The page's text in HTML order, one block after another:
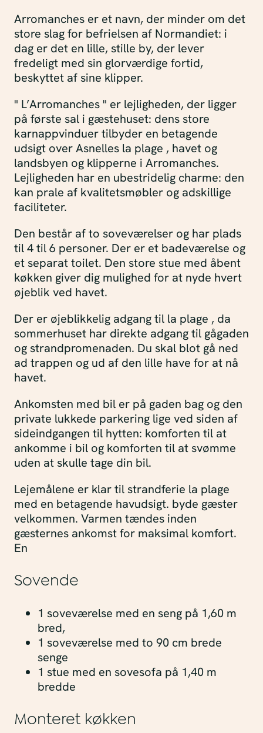
Arromanches er et navn, der minder om det
store slag for befrielsen af ​​Normandiet: i
dag er det en lille, stille by, der lever
fredeligt med sin glorværdige fortid,
beskyttet af sine klipper.
" L’Arromanches " er lejligheden, der ligger
på første sal i gæstehuset: dens store
karnappvinduer tilbyder en betagende
udsigt over Asnelles la plage , havet og
landsbyen og klipperne i Arromanches.
Lejligheden har en ubestridelig charme: den
kan prale af kvalitetsmøbler og adskillige
faciliteter.
Den består af to soveværelser og har plads
til 4 til 6 personer. Der er et badeværelse og
et separat toilet. Den store stue med åbent
køkken giver dig mulighed for at nyde hvert
øjeblik ved havet.
Der er øjeblikkelig adgang til la plage , da
sommerhuset har direkte adgang til gågaden
og strandpromenaden. Du skal blot gå ned
ad trappen og ud af den lille have for at nå
havet.
Ankomsten med bil er på gaden bag og den
private lukkede parkering lige ved siden af ​​
sideindgangen til hytten: komforten til at
ankomme i bil og komforten til at svømme
uden at skulle tage din bil.
Lejemålene er klar til strandferie la plage
med en betagende havudsigt. byde gæster
velkommen. Varmen tændes inden
gæsternes ankomst for maksimal komfort.
En
Sovende
1 soveværelse med en seng på 1,60 m
bred,
1 soveværelse med to 90 cm brede
senge
1 stue med en sovesofa på 1,40 m
bredde
Monteret køkken